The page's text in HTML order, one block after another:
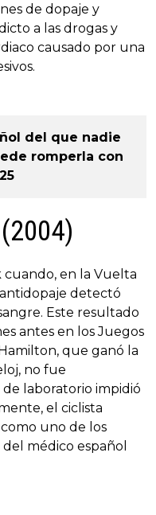
de dopaje y
a las drogas y
causado por una
del que nadie
romperla con
cuando, en la Vuelta
detectó
Este resultado
antes en los Juegos
que ganó la
no fue
laboratorio impidió
el ciclista
uno de los
médico español